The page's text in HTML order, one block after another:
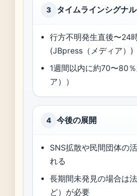
3 タイムラインシグナル
行方不明発生直後〜24
(JBpress（メディア）)
1週間以内に約70〜80
ア））
4 今後の展開
SNS拡散や民間団体の
れる
長期間未発見の場合は
ど）が必要